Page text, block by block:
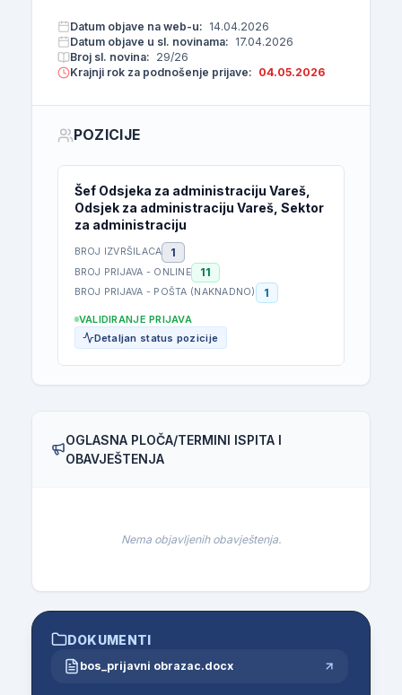
Datum objave na web-u: 14.04.2026
Datum objave u sl. novinama: 17.04.2026
Broj sl. novina: 29/26
Krajnji rok za podnošenje prijave: 04.05.2026
POZICIJE
Šef Odsjeka za administraciju Vareš,
Odsjek za administraciju Vareš, Sektor
za administraciju
BROJ IZVRŠILACA 1
BROJ PRIJAVA - ONLINE 11
BROJ PRIJAVA - POŠTA (NAKNADNO) 1
VALIDIRANJE PRIJAVA
Detaljan status pozicije
OGLASNA PLOČA/TERMINI ISPITA I
OBAVJEŠTENJA
Nema objavljenih obavještenja.
DOKUMENTI
bos_prijavni obrazac.docx